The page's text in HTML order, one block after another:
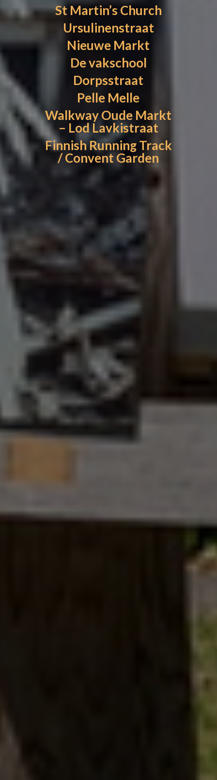
St Martin’s Church
Ursulinenstraat
Nieuwe Markt
De vakschool
Dorpsstraat
Pelle Melle
Walkway Oude Markt
– Lod Lavkistraat
Finnish Running Track
/ Convent Garden